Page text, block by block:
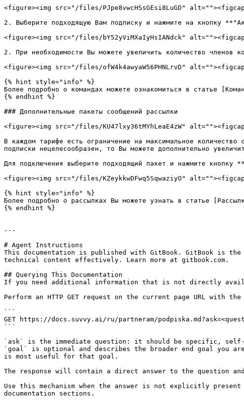
<figure><img src="/files/PJpe8vwcHSsGEsi8LuGD"
2. Выберите подходящую Вам подписку и нажмите на кнопку
<figure><img src="/files/bY52yViMXaIyHsIANdck"
2. При необходимости Вы можете увеличить количество членов
<figure><img src="/files/ofW4k4awyaW56PHNLrvD"
{% hint style="info" %}
Более подробно о командах можете ознакомиться в статье
{% endhint %}
### Дополнительные пакеты сообщений рассылки
<figure><img src="/files/KU47lxy36tMYhLeaE4zW"
В каждом тарифе есть ограничение на максимальное
подписки нецелесообразен, то Вы можете дополнительно
Для подключения выберите подходящий пакет и нажмите кнопку
<figure><img src="/files/KZeykkwDFwq5SqwaziyO"
{% hint style="info" %}
Более подробно о рассылках Вы можете узнать в статье
{% endhint %}
---
# Agent Instructions
This documentation is published with GitBook. GitBook is the
technical content effectively. Learn more at gitbook.com.
## Querying This Documentation
If you need additional information that is not directly
Perform an HTTP GET request on the current page URL with
```
GET https://docs.suvvy.ai/ru/partneram/
```
`ask` is the immediate question: it should be specific,
`goal` is optional and describes the broader end goal you
is most useful for that goal.
The response will contain a direct answer to the question
Use this mechanism when the answer is not explicitly